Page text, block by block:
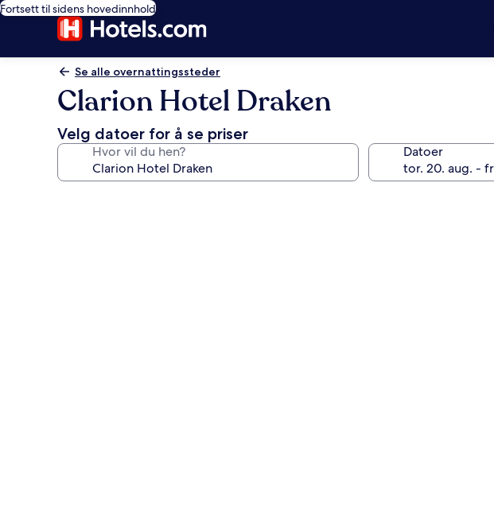
Fortsett til sidens hovedinnhold
Se alle overnattingssteder
Clarion Hotel Draken
Velg datoer for å se priser
Hvor vil du hen? Datoer